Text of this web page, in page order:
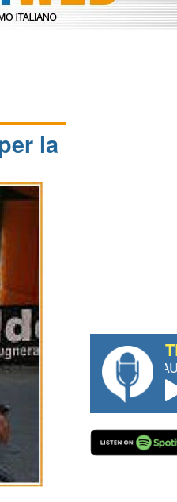
la
MAURO